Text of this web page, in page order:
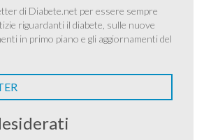
di Diabete.net per essere sempre
riguardanti il diabete, sulle nuove
in primo piano e gli aggiornamenti del